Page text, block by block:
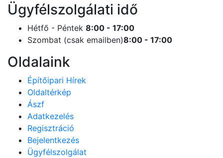
Ügyfélszolgálati idő
Hétfő - Péntek 8:00 - 17:00
Szombat (csak emailben)8:00 - 17:00
Oldalaink
Építőipari Hírek
Oldaltérkép
Ászf
Adatkezelés
Regisztráció
Bejelentkezés
Ügyfélszolgálat